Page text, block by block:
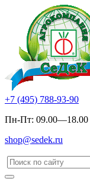
+7 (495) 788-93-90
Пн-Пт: 09.00—18.00
shop@sedek.ru